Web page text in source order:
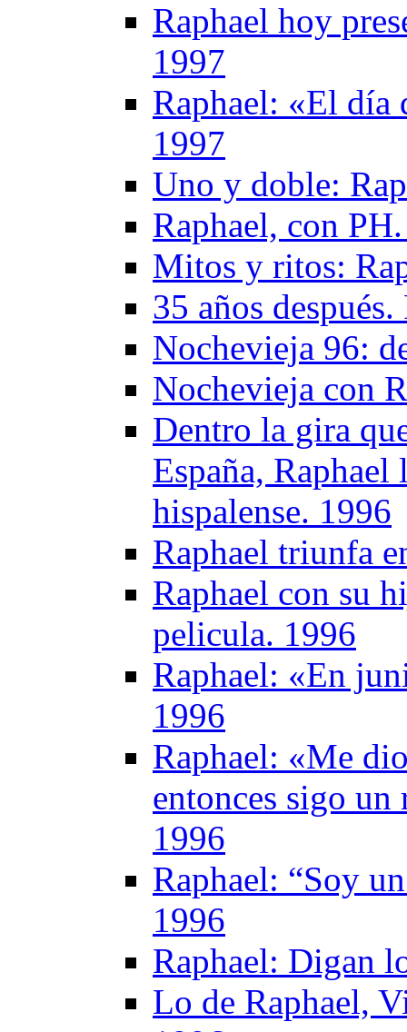
Raphael hoy
1997
Raphael: «El día
1997
Uno y doble:
Raphael, con
Mitos y ritos:
35 años
Nochevieja 96:
Nochevieja con
Dentro la gira
España,
hispalense. 1996
Raphael triunfa
Raphael con su
pelicula. 1996
Raphael: «En
1996
Raphael: «Me
entonces sigo un
1996
Raphael: “Soy
1996
Raphael: Digan
Lo de Raphael,